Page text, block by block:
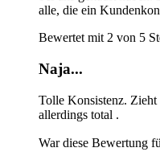
alle, die ein
Bewertet mit 2 von 5
Naja...
Tolle Konsistenz.
allerdings total .
War diese Bewertung